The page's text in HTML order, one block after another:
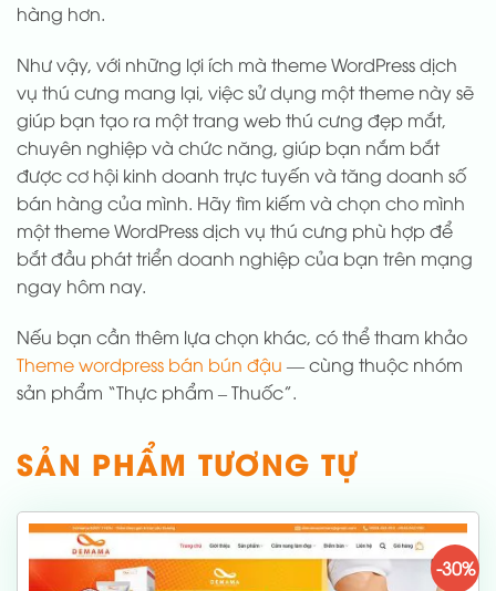
hàng hơn.
Như vậy, với những lợi ích mà theme WordPress dịch
vụ thú cưng mang lại, việc sử dụng một theme này sẽ
giúp bạn tạo ra một trang web thú cưng đẹp mắt,
chuyên nghiệp và chức năng, giúp bạn nắm bắt
được cơ hội kinh doanh trực tuyến và tăng doanh số
bán hàng của mình. Hãy tìm kiếm và chọn cho mình
một theme WordPress dịch vụ thú cưng phù hợp để
bắt đầu phát triển doanh nghiệp của bạn trên mạng
ngay hôm nay.
Nếu bạn cần thêm lựa chọn khác, có thể tham khảo
Theme wordpress bán bún đậu — cùng thuộc nhóm
sản phẩm “Thực phẩm – Thuốc”.
SẢN PHẨM TƯƠNG TỰ
-30%